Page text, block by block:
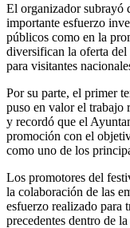
El organizador subrayó
importante esfuerzo
públicos como en la
diversifican la oferta
para visitantes
Por su parte, el primer
puso en valor el trabajo
y recordó que el
promoción con el
como uno de los
Los promotores del
la colaboración de las
esfuerzo realizado para
precedentes dentro de